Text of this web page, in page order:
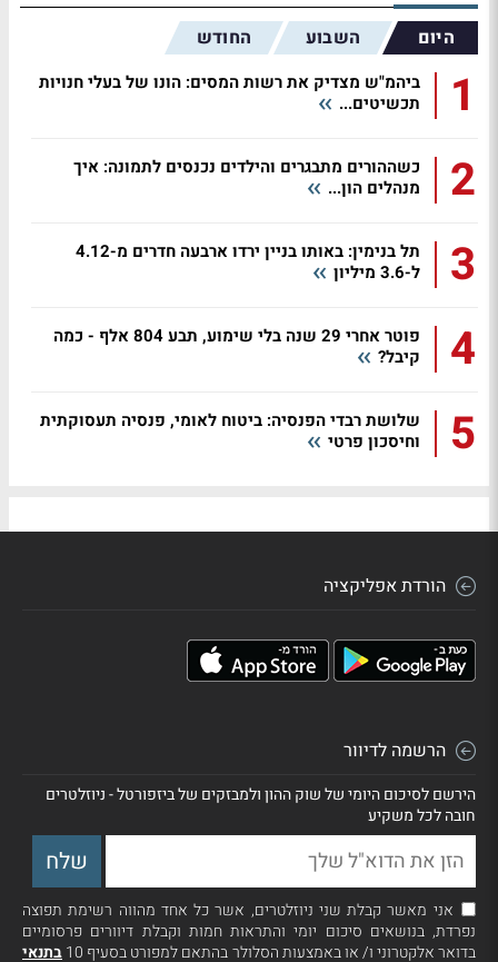
היום השבוע החודש
1
ביהמ"ש מצדיק את רשות המסים: הונו של בעלי חנויות
תכשיטים...
2
כשההורים מתבגרים והילדים נכנסים לתמונה: איך
מנהלים הון...
3
תל בנימין: באותו בניין ירדו ארבעה חדרים מ-4.12
ל-3.6 מיליון
4
פוטר אחרי 29 שנה בלי שימוע, תבע 804 אלף - כמה
קיבל?
5
שלושת רבדי הפנסיה: ביטוח לאומי, פנסיה תעסוקתית
וחיסכון פרטי
הורדת אפליקציה
הרשמה לדיוור
הירשם לסיכום היומי של שוק ההון ולמבזקים של ביזפורטל - ניוזלטרים
חובה לכל משקיע
אני מאשר קבלת שני ניוזלטרים, אשר כל אחד מהווה רשימת תפוצה
נפרדת, בנושאים סיכום יומי והתראות חמות וקבלת דיוורים פרסומיים
בדואר אלקטרוני ו/ או באמצעות הסלולר בהתאם למפורט בסעיף 10
בתנאי